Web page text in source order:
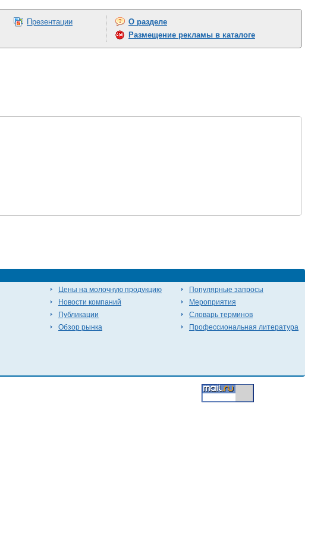
Презентации
О разделе
Размещение рекламы в каталоге
Цены на молочную продукцию
Новости компаний
Публикации
Обзор рынка
Популярные запросы
Мероприятия
Словарь терминов
Профессиональная литература